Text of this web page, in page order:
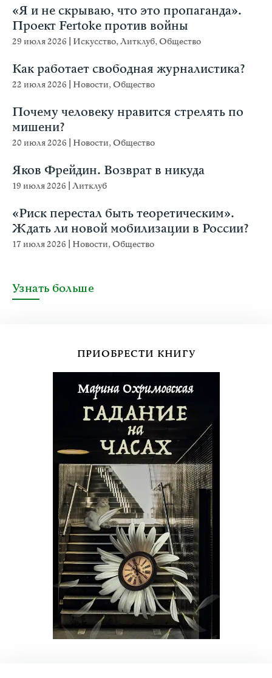
«Я и не скрываю, что это пропаганда».
Проект Fertoke против войны
29 июля 2026 Искусство,Литклуб,Общество
Как работает свободная журналистика?
22 июля 2026 Новости,Общество
Почему человеку нравится стрелять по
мишени?
20 июля 2026 Новости,Общество
Яков Фрейдин. Возврат в никуда
19 июля 2026 Литклуб
«Риск перестал быть теоретическим».
Ждать ли новой мобилизации в России?
17 июля 2026 Новости,Общество
Узнать больше
ПРИОБРЕСТИ КНИГУ